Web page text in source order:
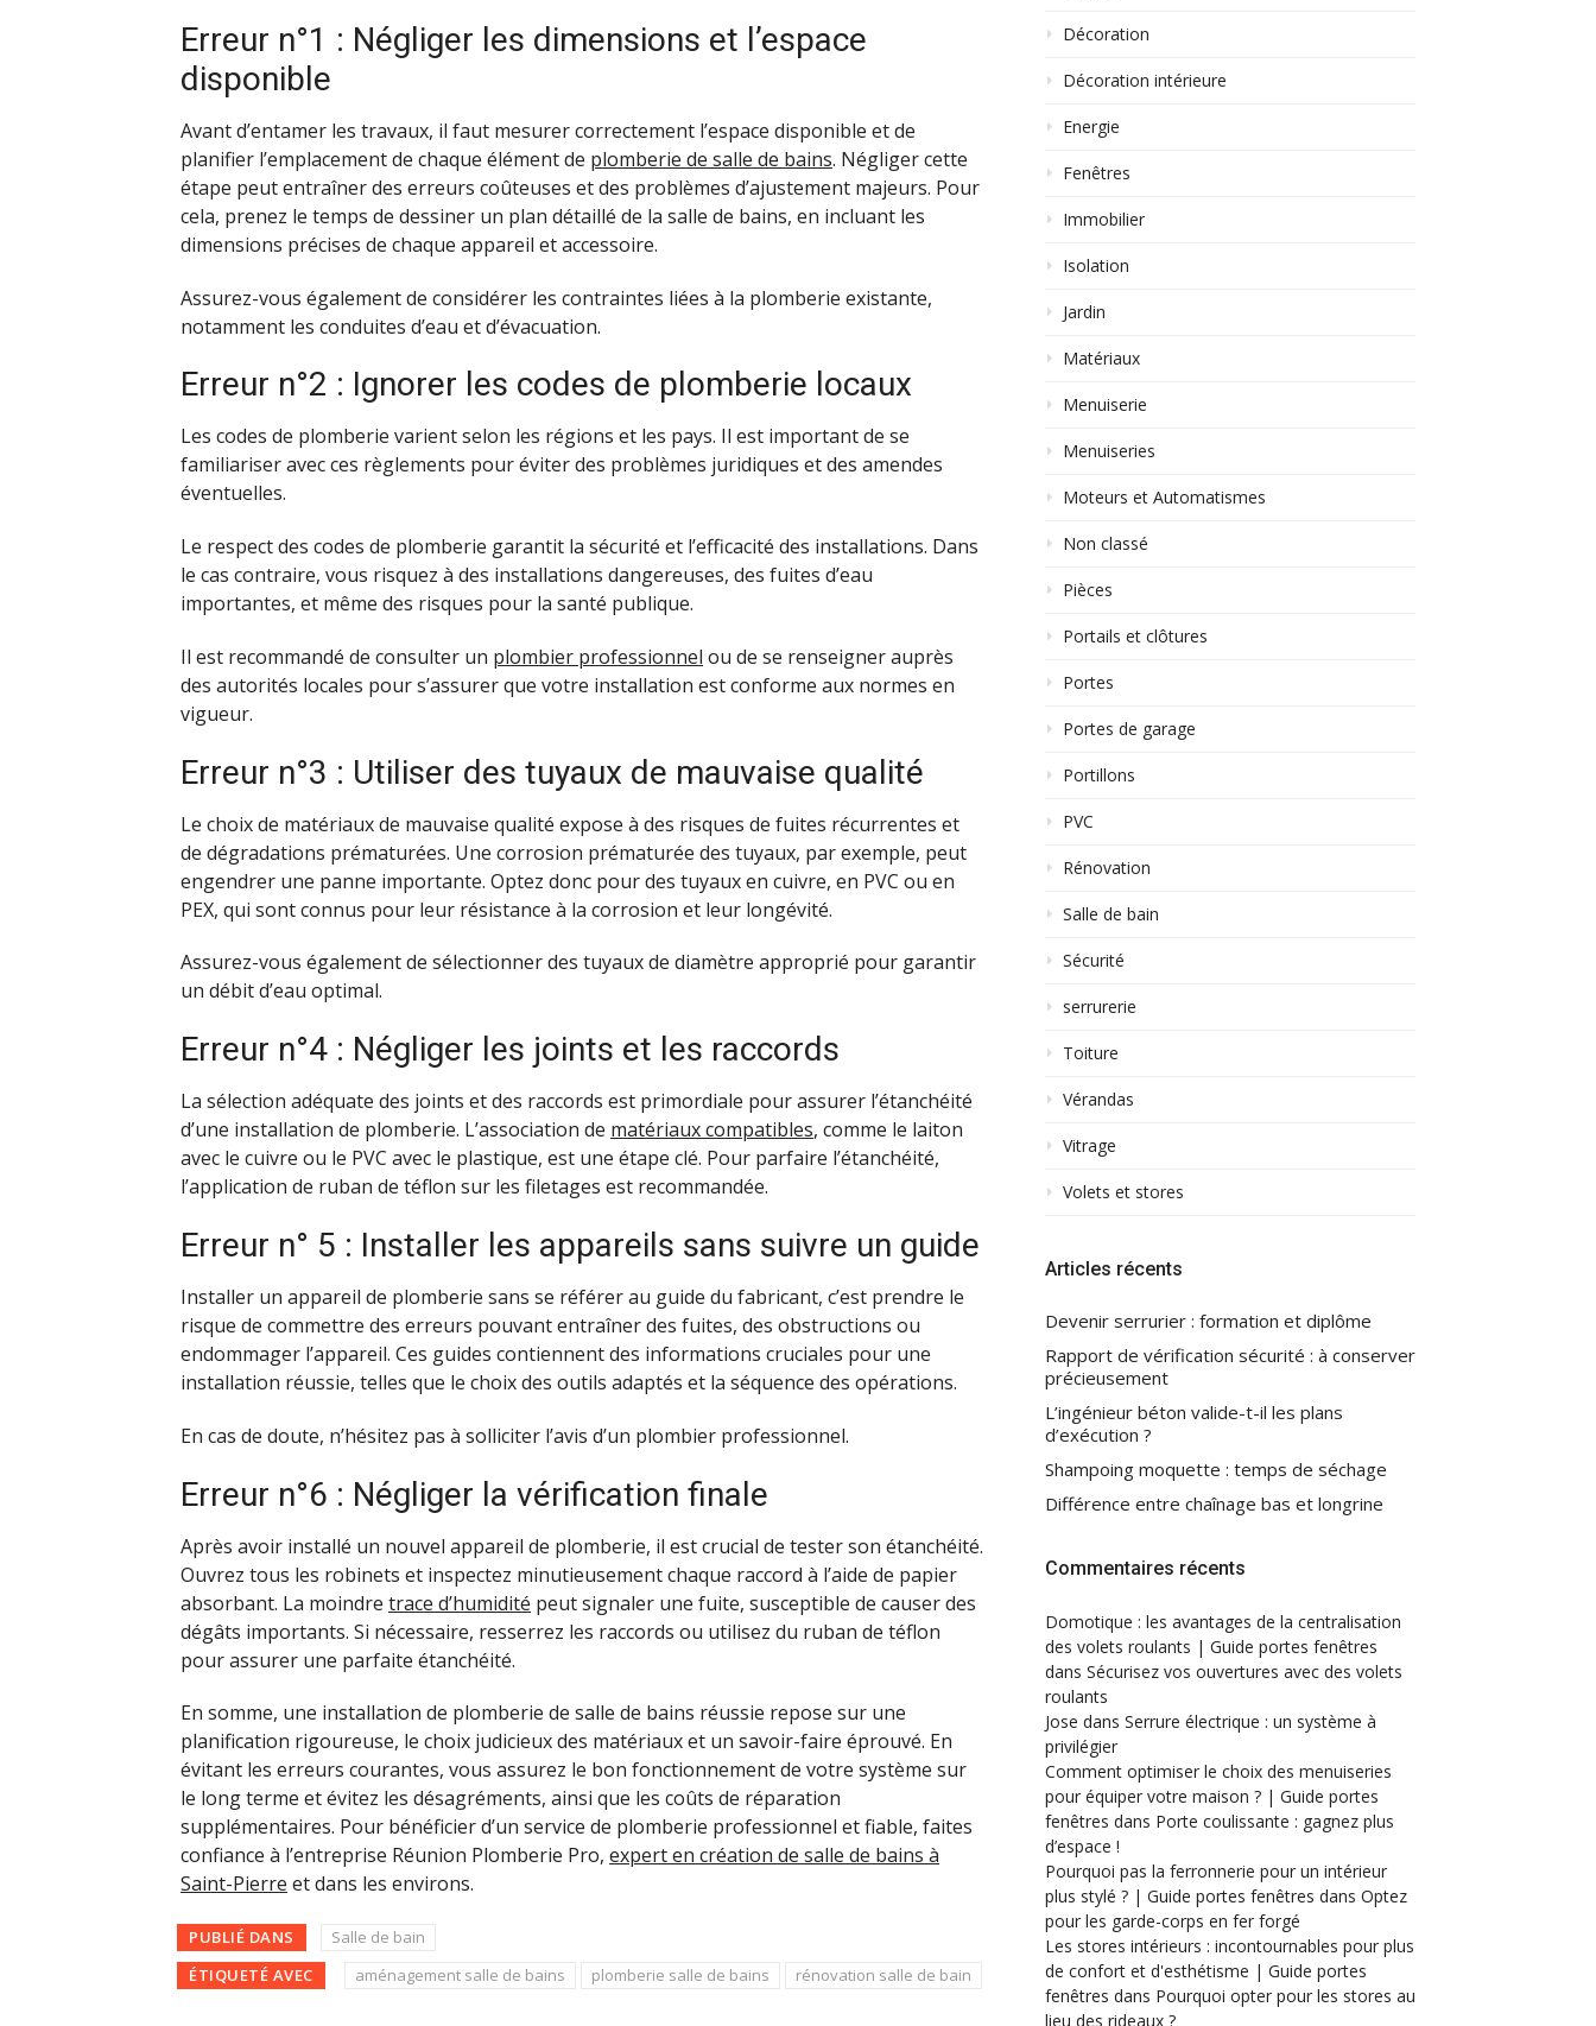
Erreur n°1 : Négliger les dimensions et l’espace
disponible
Avant d’entamer les travaux, il faut mesurer correctement l’espace disponible et de
planifier l’emplacement de chaque élément de plomberie de salle de bains. Négliger cette
étape peut entraîner des erreurs coûteuses et des problèmes d’ajustement majeurs. Pour
cela, prenez le temps de dessiner un plan détaillé de la salle de bains, en incluant les
dimensions précises de chaque appareil et accessoire.
Assurez-vous également de considérer les contraintes liées à la plomberie existante,
notamment les conduites d’eau et d’évacuation.
Erreur n°2 : Ignorer les codes de plomberie locaux
Les codes de plomberie varient selon les régions et les pays. Il est important de se
familiariser avec ces règlements pour éviter des problèmes juridiques et des amendes
éventuelles.
Le respect des codes de plomberie garantit la sécurité et l’efficacité des installations. Dans
le cas contraire, vous risquez à des installations dangereuses, des fuites d’eau
importantes, et même des risques pour la santé publique.
Il est recommandé de consulter un plombier professionnel ou de se renseigner auprès
des autorités locales pour s’assurer que votre installation est conforme aux normes en
vigueur.
Erreur n°3 : Utiliser des tuyaux de mauvaise qualité
Le choix de matériaux de mauvaise qualité expose à des risques de fuites récurrentes et
de dégradations prématurées. Une corrosion prématurée des tuyaux, par exemple, peut
engendrer une panne importante. Optez donc pour des tuyaux en cuivre, en PVC ou en
PEX, qui sont connus pour leur résistance à la corrosion et leur longévité.
Assurez-vous également de sélectionner des tuyaux de diamètre approprié pour garantir
un débit d’eau optimal.
Erreur n°4 : Négliger les joints et les raccords
La sélection adéquate des joints et des raccords est primordiale pour assurer l’étanchéité
d’une installation de plomberie. L’association de matériaux compatibles, comme le laiton
avec le cuivre ou le PVC avec le plastique, est une étape clé. Pour parfaire l’étanchéité,
l’application de ruban de téflon sur les filetages est recommandée.
Erreur n° 5 : Installer les appareils sans suivre un guide
Installer un appareil de plomberie sans se référer au guide du fabricant, c’est prendre le
risque de commettre des erreurs pouvant entraîner des fuites, des obstructions ou
endommager l’appareil. Ces guides contiennent des informations cruciales pour une
installation réussie, telles que le choix des outils adaptés et la séquence des opérations.
En cas de doute, n’hésitez pas à solliciter l’avis d’un plombier professionnel.
Erreur n°6 : Négliger la vérification finale
Après avoir installé un nouvel appareil de plomberie, il est crucial de tester son étanchéité.
Ouvrez tous les robinets et inspectez minutieusement chaque raccord à l’aide de papier
absorbant. La moindre trace d’humidité peut signaler une fuite, susceptible de causer des
dégâts importants. Si nécessaire, resserrez les raccords ou utilisez du ruban de téflon
pour assurer une parfaite étanchéité.
En somme, une installation de plomberie de salle de bains réussie repose sur une
planification rigoureuse, le choix judicieux des matériaux et un savoir-faire éprouvé. En
évitant les erreurs courantes, vous assurez le bon fonctionnement de votre système sur
le long terme et évitez les désagréments, ainsi que les coûts de réparation
supplémentaires. Pour bénéficier d’un service de plomberie professionnel et fiable, faites
confiance à l’entreprise Réunion Plomberie Pro, expert en création de salle de bains à
Saint-Pierre et dans les environs.
PUBLIÉ DANS
Salle de bain
ÉTIQUETÉ AVEC
aménagement salle de bains plomberie salle de bains rénovation salle de bain
Décoration
Décoration intérieure
Energie
Fenêtres
Immobilier
Isolation
Jardin
Matériaux
Menuiserie
Menuiseries
Moteurs et Automatismes
Non classé
Pièces
Portails et clôtures
Portes
Portes de garage
Portillons
PVC
Rénovation
Salle de bain
Sécurité
serrurerie
Toiture
Vérandas
Vitrage
Volets et stores
Articles récents
Devenir serrurier : formation et diplôme
Rapport de vérification sécurité : à conserver
précieusement
L’ingénieur béton valide-t-il les plans
d’exécution ?
Shampoing moquette : temps de séchage
Différence entre chaînage bas et longrine
Commentaires récents
Domotique : les avantages de la centralisation
des volets roulants | Guide portes fenêtres
dans Sécurisez vos ouvertures avec des volets
roulants
Jose dans Serrure électrique : un système à
privilégier
Comment optimiser le choix des menuiseries
pour équiper votre maison ? | Guide portes
fenêtres dans Porte coulissante : gagnez plus
d’espace !
Pourquoi pas la ferronnerie pour un intérieur
plus stylé ? | Guide portes fenêtres dans Optez
pour les garde-corps en fer forgé
Les stores intérieurs : incontournables pour plus
de confort et d'esthétisme | Guide portes
fenêtres dans Pourquoi opter pour les stores au
lieu des rideaux ?